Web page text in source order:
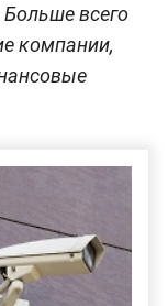
Больше всего
компании,